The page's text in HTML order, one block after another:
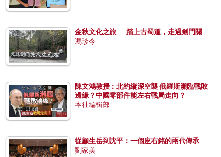
金秋文化之旅──踏上古蜀道，走過劍門關
馮珍今
陳文鴻教授：北約縱深空襲 俄羅斯瀕臨戰敗
邊緣？中國零部件能左右戰局走向？
本社編輯部
從顧生岳到沈平：一個座右銘的兩代傳承
劉家美